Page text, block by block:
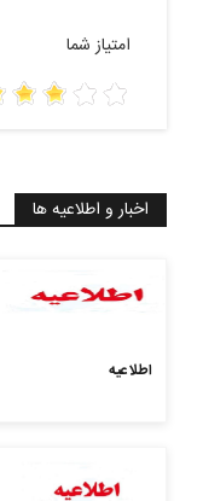
امتیاز شما
اخبار و اطلاعیه ها
اطلاعیه